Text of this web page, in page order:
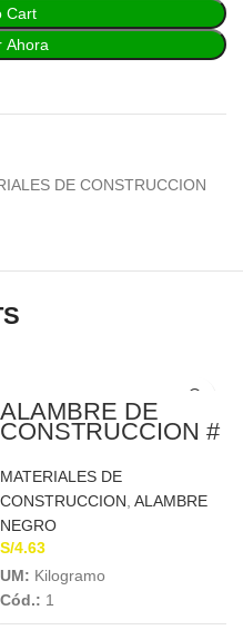
Cart
Ahora
DE CONSTRUCCION
ALAMBRE DE
CONSTRUCCION #
MATERIALES DE
CONSTRUCCION ALAMBRE
NEGRO
S/4.63
UM: Kilogramo
Cód.: 1